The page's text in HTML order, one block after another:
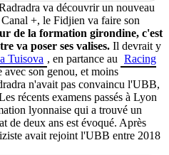
va découvrir un nouveau
+, le Fidjien va faire son
de la formation girondine, c'est
va poser ses valises. Il devrait y
Tuisova , en partance au Racing
avec son genou, et moins
n'avait pas convaincu l'UBB,
récents examens passés à Lyon
lyonnaise qui a trouvé un
de deux ans est évoqué. Après
avait rejoint l'UBB entre 2018